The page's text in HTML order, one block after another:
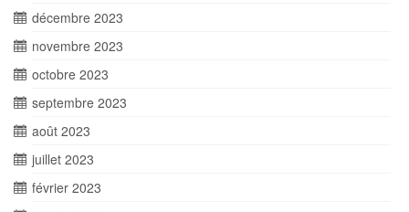
décembre 2023
novembre 2023
octobre 2023
septembre 2023
août 2023
juillet 2023
février 2023